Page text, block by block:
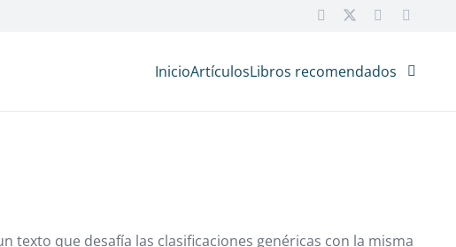
InicioArtículosLibros recomendados
texto que desafía las clasificaciones genéricas con la misma